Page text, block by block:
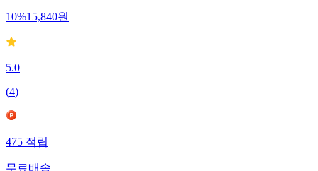
10%15,840원
5.0
(4)
475적립